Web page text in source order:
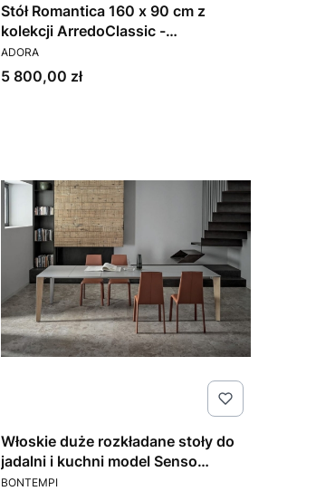
Stół Romantica 160 x 90 cm z
kolekcji ArredoClassic -
ekskluzywne meble włoskie
PRODUCENT
ADORA
Cena
5 800,00 zł
Włoskie duże rozkładane stoły do
jadalni i kuchni model Senso
Bontempi
PRODUCENT
BONTEMPI